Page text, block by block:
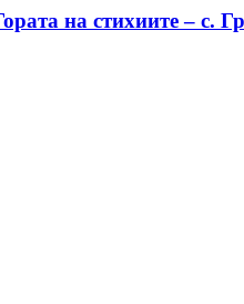
на стихиите – с.